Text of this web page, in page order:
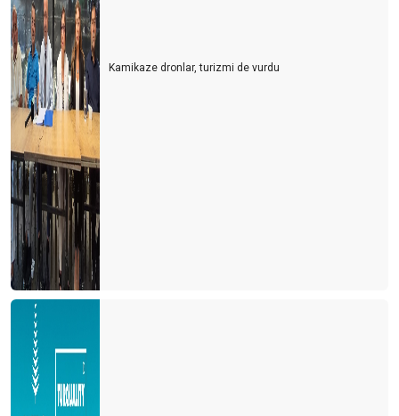
TÜRSAB'ın 15 Temmuz ilanı
TÜRSAB SEÇİMLERİ ÖNCESİ DEĞERLENDİRMELER -1
Saklı Cennet Artvin
Seyahat Sigortası'nın adı "TÜRSAB SiGORTASI" olsun
MEDYA, TURİZM YAZARI ÇALIŞTIRMALI
YENİ HAVALİMANI "TAKSİCİ HAVALİMANI"
HER ŞEY DAHİL SİSTEMİ ASLA TARTIŞILMAMALI..!
Kamikaze dronlar, turizmi de vurdu